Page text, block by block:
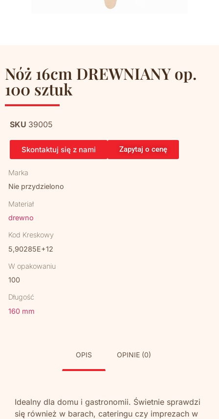
Nóż 16cm DREWNIANY op.
100 sztuk
SKU 39005
Skontaktuj się z nami Zapytaj o cenę
Marka
Nie przydzielono
Materiał
drewno
Kod Kreskowy
5,90285E+12
W opakowaniu
100
Długość
160 mm
OPIS OPINIE (0)
Idealny dla domu i gastronomii. Świetnie sprawdzi
się również w barach, cateringu czy imprezach w